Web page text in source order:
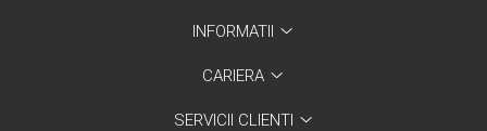
INFORMATII
CARIERA
SERVICII CLIENTI